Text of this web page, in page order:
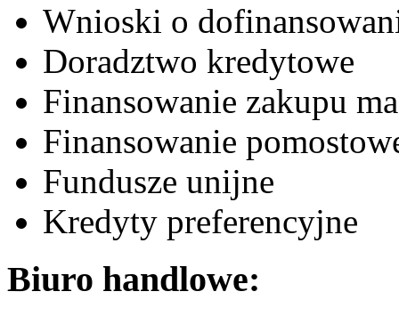
Wnioski o
Doradztwo kredytowe
Finansowanie zakupu
Finansowanie
Fundusze unijne
Kredyty preferencyjne
Biuro handlowe: